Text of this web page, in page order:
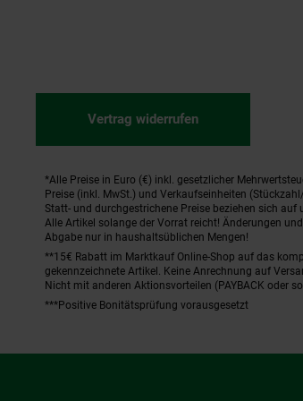
Vertrag widerrufen
Fußnoten
*Alle Preise in Euro (€) inkl. gesetzlicher
Preise (inkl. MwSt.) und Verkaufseinheiten
Statt- und durchgestrichene Preise beziehen sich auf
Alle Artikel solange der Vorrat reicht! Änderungen
Abgabe nur in haushaltsüblichen Mengen!
**15€ Rabatt im Marktkauf Online-Shop auf das
gekennzeichnete Artikel. Keine Anrechnung auf
Nicht mit anderen Aktionsvorteilen (PAYBACK oder
***Positive Bonitätsprüfung vorausgesetzt